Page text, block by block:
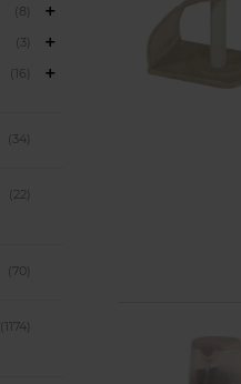
(8)
(3)
(16)
(34)
(22)
(70)
(1174)